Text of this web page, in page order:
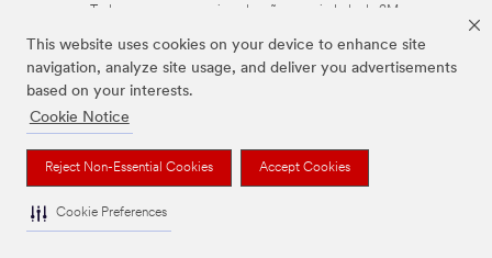
This website uses cookies on your device to enhance site
navigation, analyze site usage, and deliver you advertisements
based on your interests.
Cookie Notice
Reject Non-Essential Cookies Accept Cookies
Cookie Preferences
Todas as marcas mencionadas são propriedade da 3M.